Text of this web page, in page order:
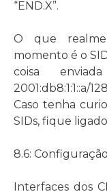
“END.X”.
O que
momento é o
coisa
2001:db8:1:1::a/
Caso tenha
SIDs, fique
8.6:
Interfaces dos